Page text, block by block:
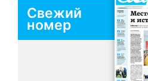
Свежий
номер